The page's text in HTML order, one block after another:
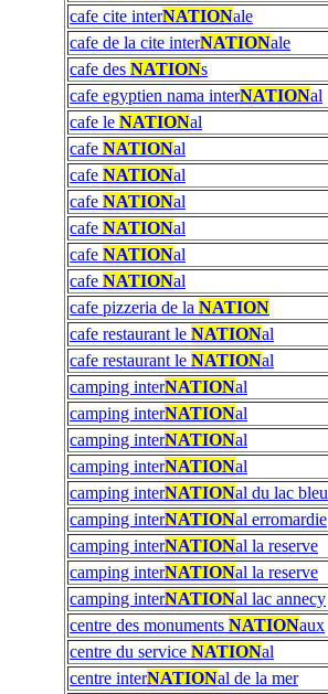
cafe cite interNATIONale
cafe de la cite interNATIONale
cafe des NATIONs
cafe egyptien nama interNATIONal
cafe le NATIONal
cafe NATIONal
cafe NATIONal
cafe NATIONal
cafe NATIONal
cafe NATIONal
cafe NATIONal
cafe pizzeria de la NATION
cafe restaurant le NATIONal
cafe restaurant le NATIONal
camping interNATIONal
camping interNATIONal
camping interNATIONal
camping interNATIONal
camping interNATIONal du lac bleu
camping interNATIONal erromardie
camping interNATIONal la reserve
camping interNATIONal la reserve
camping interNATIONal lac annecy
centre des monuments NATIONaux
centre du service NATIONal
centre interNATIONal de la mer